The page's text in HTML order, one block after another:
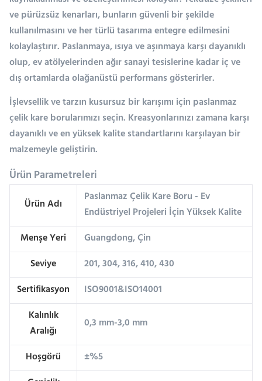
ve pürüzsüz kenarları, bunların güvenli bir şekilde
kullanılmasını ve her türlü tasarıma entegre edilmesini
kolaylaştırır. Paslanmaya, ısıya ve aşınmaya karşı dayanıklı
olup, ev atölyelerinden ağır sanayi tesislerine kadar iç ve
dış ortamlarda olağanüstü performans gösterirler.
İşlevsellik ve tarzın kusursuz bir karışımı için paslanmaz
çelik kare borularımızı seçin. Kreasyonlarınızı zamana karşı
dayanıklı ve en yüksek kalite standartlarını karşılayan bir
malzemeyle geliştirin.
Ürün Parametreleri
Ürün Adı
Paslanmaz Çelik Kare Boru - Ev
Endüstriyel Projeleri İçin Yüksek Kalite
Menşe Yeri
Guangdong, Çin
Seviye
201, 304, 316, 410, 430
Sertifikasyon
ISO9001&ISO14001
Kalınlık
Aralığı
0,3 mm-3,0 mm
Hoşgörü
±%5